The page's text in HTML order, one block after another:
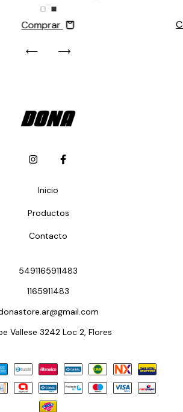
Comprar
Inicio
Productos
Contacto
5491165911483
1165911483
Vallese 3242 Loc 2, Flores